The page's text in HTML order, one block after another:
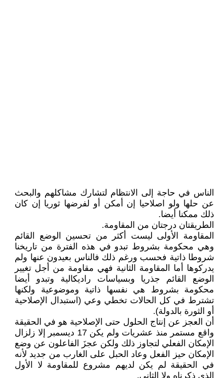
الناس في حاجة إلى الانتظام لتشارك مشاكلهم والبحث
عن حلها ولو اصلاحيا إن أمكن أو لفرضها ثوريا إن كان
ذلك ممكنا أيضا.
الطريقتان درجتان من المقاومة.
المقاومة الأولى ليست أكثر من تحسين الوضع القائم
وهي محكومة بشروط تبدو في هذه الفترة من تاريخنا
شروطا ذاتية فحسب ورغم ذلك فالناس بعيدون عنها ولم
يدركوها أما المقاومة الثانية فهي مقاومة من أجل تغيير
الوضع القائم جذريا وبسياسات راديكالية وتبدو أيضا
محكومة بشروط هي نفسها ذاتية وموضوعية ولكنها
تشترط في كل الحالات تخطي وعي (استبدال الإصلاحية
أو الثورة بالدولة).
أن العجز عن إنتاج الحلول حتى الإصلاحية هو في الحقيقة
واقع مستمر منذ عشريات ولم يكن 17 ديسمبر إلا زلزال
الإمكان الفعلي لتجاوز ذلك ولكن عجزَ الفاعلون عن وضع
الإمكان حيز الفعل وعاد الحبل على الغارب من جديد لأنه
في الحقيقة لم يكن لديهم مشروع للمقاومة لا الأول
الذي ذكرناه ولا الثاني.